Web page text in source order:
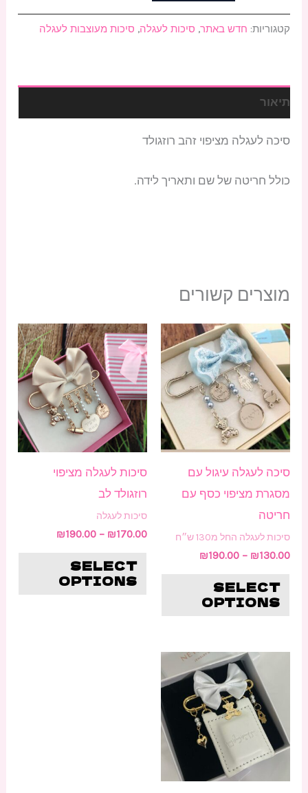
קטגוריות: חדש באתר, סיכות לעגלה, סיכות מעוצבות לעגלה
תיאור
סיכה לעגלה מציפוי זהב רוזגולד
כולל חריטה של שם ותאריך לידה.
מוצרים קשורים
סיכה לעגלה עיגול עם
מסגרת מציפוי כסף עם
חריטה
סיכות לעגלה החל מ130 ש״ח
₪130.00
–
₪190.00
טווח
מחירים:
עד
⁦₪190.00⁩
SELECT
OPTIONS
למוצר
זה
מספר
סוגים.
ניתן
סיכות לעגלה מציפוי
רוזגולד לב
סיכות לעגלה
₪170.00
–
₪190.00
טווח
מחירים:
עד
SELECT
OPTIONS
זה
יש
ניתן